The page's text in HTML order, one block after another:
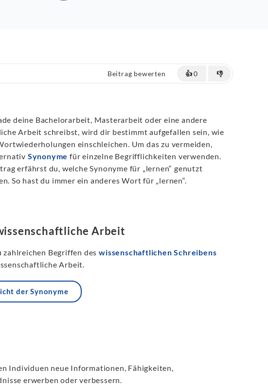
Beitrag bewerten 👍0 👎
deine Bachelorarbeit, Masterarbeit oder eine andere
Arbeit schreibst, wird dir bestimmt aufgefallen sein, wie
einschleichen. Um das zu vermeiden,
Synonyme für einzelne Begrifflichkeiten verwenden.
erfährst du, welche Synonyme für „lernen“ genutzt
So hast du immer ein anderes Wort für „lernen“.
Arbeit
zahlreichen Begriffen deswissenschaftlichen Schreibens
Arbeit.
der Synonyme
Individuen neue Informationen, Fähigkeiten,
erwerben oder verbessern.